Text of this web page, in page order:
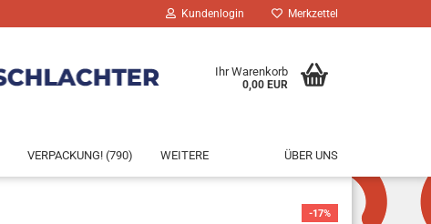
Kundenlogin Merkzettel
Ihr Warenkorb
0,00 EUR
VERPACKUNG! (790) ÜBER UNS
WEITERE
-17%